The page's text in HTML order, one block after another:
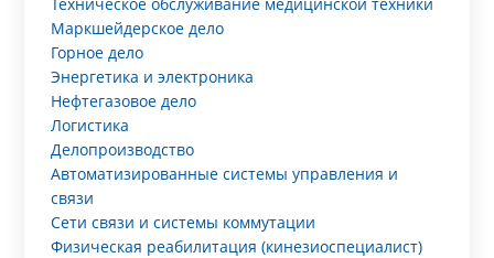
Маркшейдерское дело
Горное дело
Энергетика и электроника
Нефтегазовое дело
Логистика
Делопроизводство
Автоматизированные системы управления и
связи
Сети связи и системы коммутации
Физическая реабилитация (кинезиоспециалист)